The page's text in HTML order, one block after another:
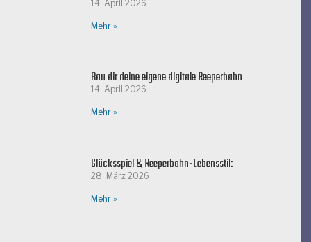
14. April 2026
Mehr »
Bau dir deine eigene digitale Reeperbahn
14. April 2026
Mehr »
Glücksspiel & Reeperbahn-Lebensstil:
28. März 2026
Mehr »